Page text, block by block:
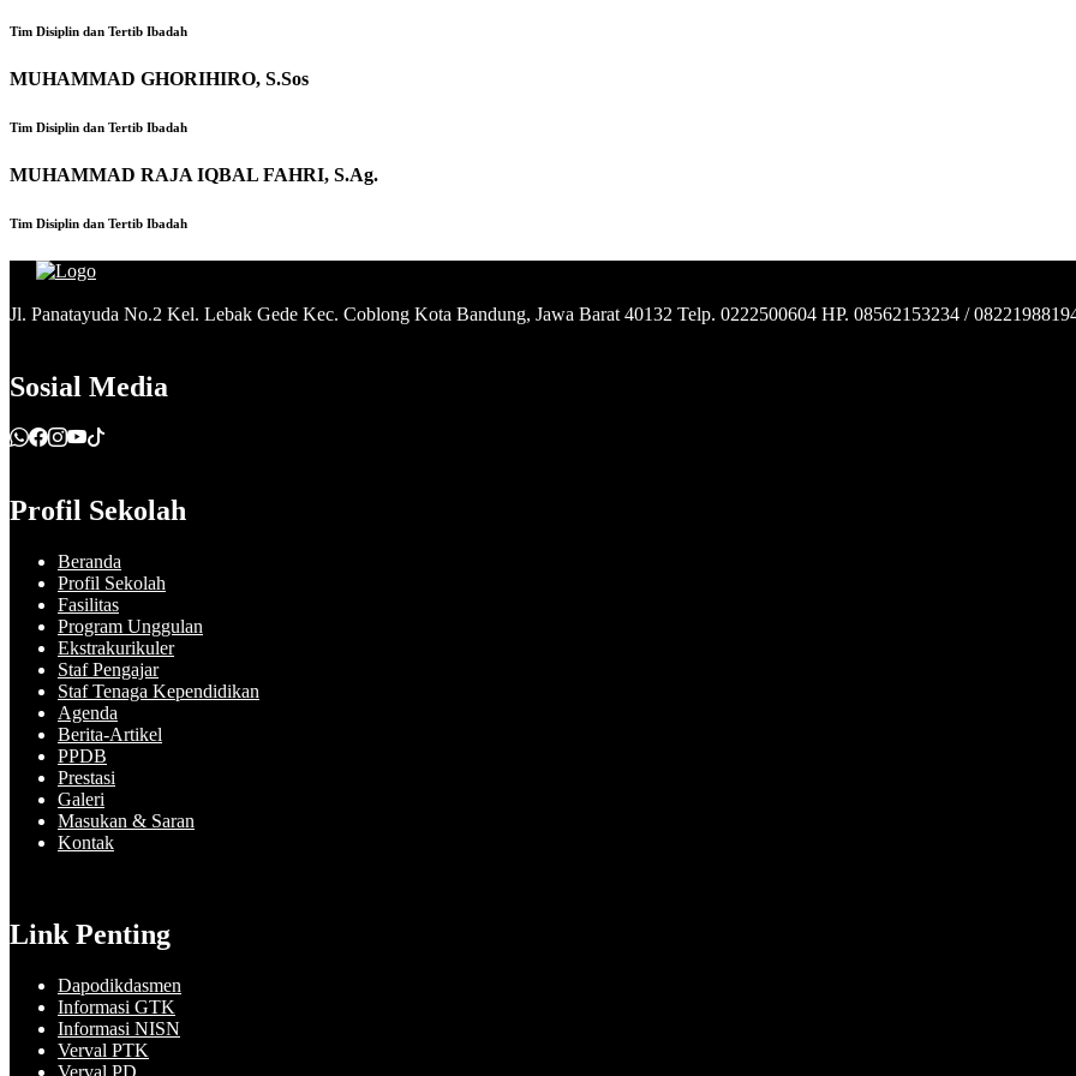
Tim Disiplin dan Tertib Ibadah
MUHAMMAD GHORIHIRO, S.Sos
Tim Disiplin dan Tertib Ibadah
MUHAMMAD RAJA IQBAL FAHRI, S.Ag.
Tim Disiplin dan Tertib Ibadah
Jl. Panatayuda No.2 Kel. Lebak Gede Kec. Coblong Kota Bandung, Jawa Barat 40132 Telp. 0222500604 HP. 08562153234 /
Sosial Media
Profil Sekolah
Beranda
Profil Sekolah
Fasilitas
Program Unggulan
Ekstrakurikuler
Staf Pengajar
Staf Tenaga Kependidikan
Agenda
Berita-Artikel
PPDB
Prestasi
Galeri
Masukan & Saran
Kontak
Link Penting
Dapodikdasmen
Informasi GTK
Informasi NISN
Verval PTK
Verval PD